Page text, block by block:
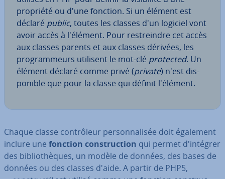
propriété ou d'une fonction. Si un élément est
déclaré public, toutes les classes d'un logiciel vont
avoir accès à l'élément. Pour res­treindre cet accès
aux classes parents et aux classes dérivées, les
pro­gram­meurs utilisent le mot-clé protected. Un
élément déclaré comme privé (private) n'est dis­
po­nible que pour la classe qui définit l'élément.
Chaque classe con­trô­leur per­son­na­li­sée doit également
inclure une fonction cons­truc­tion qui permet d'in­té­grer
des bi­blio­thèques, un modèle de données, des bases de
données ou des classes d'aide. A partir de PHP5,